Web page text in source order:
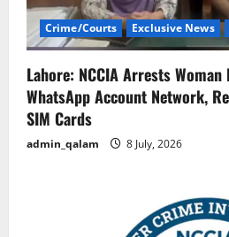
Crime/Courts Exclusive News
Lahore: NCCIA Arrests
WhatsApp Account Network,
SIM Cards
admin_qalam 8 July, 2026